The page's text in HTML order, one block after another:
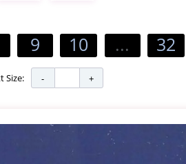
9 10 ... 32
Size: